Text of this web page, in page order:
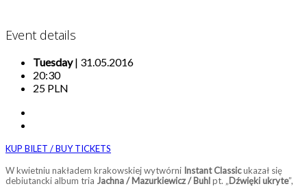
Event details
Tuesday| 31.05.2016
20:30
25 PLN
KUP BILET / BUY TICKETS
W kwietniu nakładem krakowskiej wytwórni Instant Classicukazał się
debiutancki album tria Jachna / Mazurkiewicz / Buhlpt. „Dźwięki ukryte”,